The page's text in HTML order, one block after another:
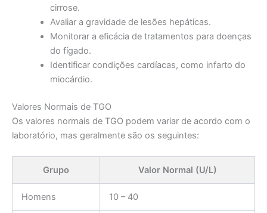
cirrose.
Avaliar a gravidade de lesões hepáticas.
Monitorar a eficácia de tratamentos para doenças
do fígado.
Identificar condições cardíacas, como infarto do
miocárdio.
Valores Normais de TGO
Os valores normais de TGO podem variar de acordo com o
laboratório, mas geralmente são os seguintes:
Grupo Valor Normal (U/L)
Homens 10 – 40